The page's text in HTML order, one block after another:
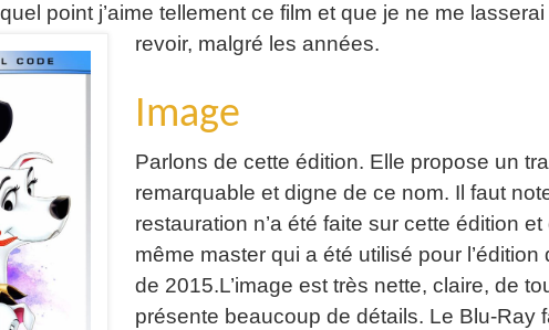
point j’aime tellement ce film et que je ne me
revoir, malgré les années.
Image
Parlons de cette édition. Elle propose un
remarquable et digne de ce nom. Il faut
restauration n’a été faite sur cette édition et
même master qui a été utilisé pour l’édition
de 2015.L’image est très nette, claire, de
présente beaucoup de détails. Le Blu-Ray